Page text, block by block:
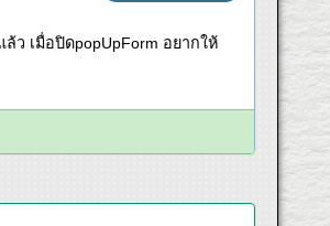
ว เมื่อปิดpopUpForm อยากให้